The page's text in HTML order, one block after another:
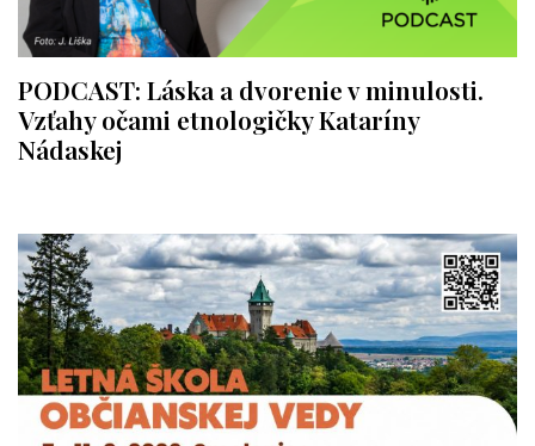
PODCAST: Láska a dvorenie v minulosti.
Vzťahy očami etnologičky Kataríny
Nádaskej